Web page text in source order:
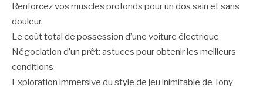
Renforcez vos muscles profonds pour un dos sain et sans
douleur.
Le coût total de possession d’une voiture électrique
Négociation d’un prêt: astuces pour obtenir les meilleurs
conditions
Exploration immersive du style de jeu inimitable de Tony